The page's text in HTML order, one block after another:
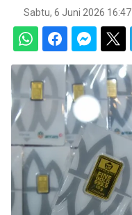
Sabtu, 6 Juni 2026 16:47